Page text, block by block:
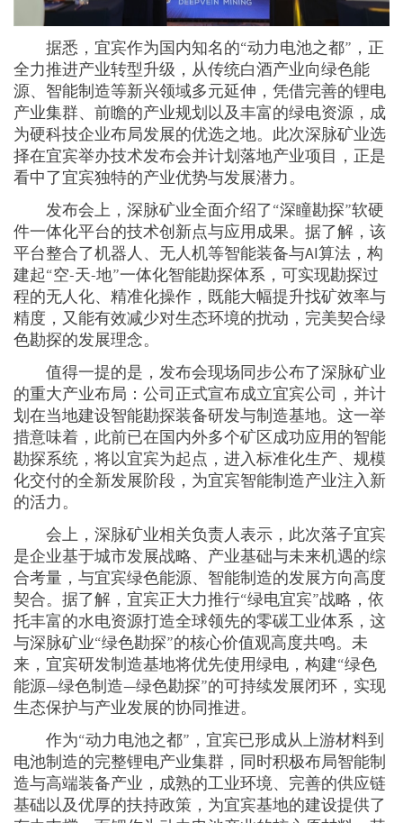
据悉，宜宾作为国内知名的“动力电池之都”，正
全力推进产业转型升级，从传统白酒产业向绿色能
源、智能制造等新兴领域多元延伸，凭借完善的锂电
产业集群、前瞻的产业规划以及丰富的绿电资源，成
为硬科技企业布局发展的优选之地。此次深脉矿业选
择在宜宾举办技术发布会并计划落地产业项目，正是
看中了宜宾独特的产业优势与发展潜力。
发布会上，深脉矿业全面介绍了“深瞳勘探”软硬
件一体化平台的技术创新点与应用成果。据了解，该
平台整合了机器人、无人机等智能装备与AI算法，构
建起“空-天-地”一体化智能勘探体系，可实现勘探过
程的无人化、精准化操作，既能大幅提升找矿效率与
精度，又能有效减少对生态环境的扰动，完美契合绿
色勘探的发展理念。
值得一提的是，发布会现场同步公布了深脉矿业
的重大产业布局：公司正式宣布成立宜宾公司，并计
划在当地建设智能勘探装备研发与制造基地。这一举
措意味着，此前已在国内外多个矿区成功应用的智能
勘探系统，将以宜宾为起点，进入标准化生产、规模
化交付的全新发展阶段，为宜宾智能制造产业注入新
的活力。
会上，深脉矿业相关负责人表示，此次落子宜宾
是企业基于城市发展战略、产业基础与未来机遇的综
合考量，与宜宾绿色能源、智能制造的发展方向高度
契合。据了解，宜宾正大力推行“绿电宜宾”战略，依
托丰富的水电资源打造全球领先的零碳工业体系，这
与深脉矿业“绿色勘探”的核心价值观高度共鸣。未
来，宜宾研发制造基地将优先使用绿电，构建“绿色
能源—绿色制造—绿色勘探”的可持续发展闭环，实现
生态保护与产业发展的协同推进。
作为“动力电池之都”，宜宾已形成从上游材料到
电池制造的完整锂电产业集群，同时积极布局智能制
造与高端装备产业，成熟的工业环境、完善的供应链
基础以及优厚的扶持政策，为宜宾基地的建设提供了